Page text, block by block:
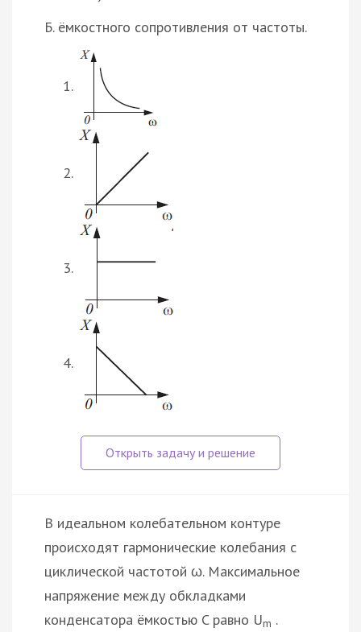
Б. ёмкостного сопротивления от частоты.
В идеальном колебательном контуре
происходят гармонические колебания с
циклической частотой ω. Максимальное
напряжение между обкладками
конденсатора ёмкостью C равно Um .